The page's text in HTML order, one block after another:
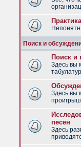
Практика
Поиск и
Поиск и
Здесь вы
Здесь вы
песен
Здесь